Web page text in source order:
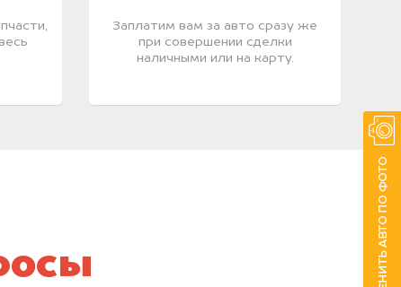
Заплатим вам за авто сразу же
при совершении сделки
наличными или на карту.